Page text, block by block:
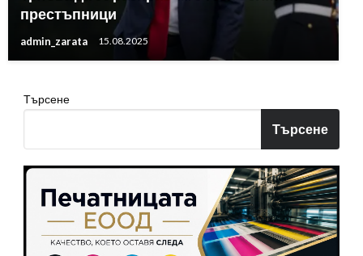
престъпници
admin_zarata 15.08.2025
Търсене
Търсене